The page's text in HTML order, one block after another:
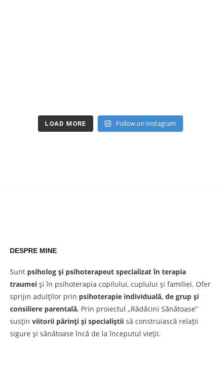
LOAD MORE Follow on Instagram
DESPRE MINE
Sunt psiholog și psihoterapeut specializat în terapia
traumei și în psihoterapia copilului, cuplului și familiei. Ofer
sprijin adulților prin psihoterapie individuală, de grup și
consiliere parentală. Prin proiectul „Rădăcini Sănătoase”
susțin viitorii părinți și specialiștii să construiască relații
sigure și sănătoase încă de la începutul vieții.